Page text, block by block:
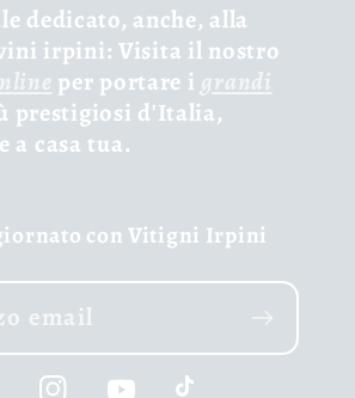
dedicato, anche, alla
irpini: Visita il nostro
per portare i grandi
prestigiosi d'Italia,
a casa tua.
con Vitigni Irpini
email